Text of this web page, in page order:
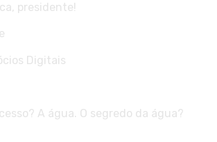
presidente!
Digitais
A água. O segredo da água?